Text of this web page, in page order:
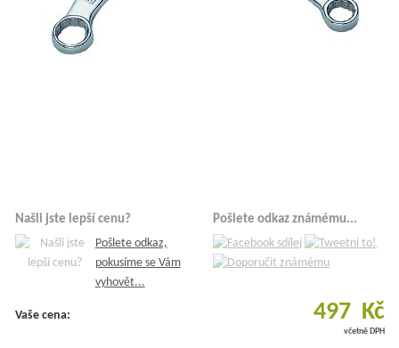
Našli jste lepší cenu?
Pošlete odkaz,
pokusíme se Vám
vyhovět...
Pošlete odkaz známému...
Vaše cena: 497 Kč
včetně DPH